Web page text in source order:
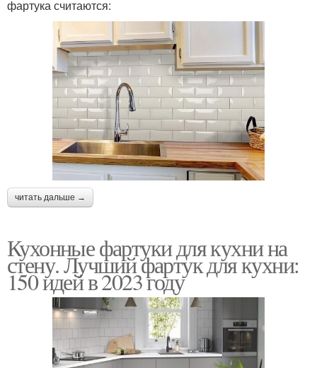
фартука считаются:
читать дальше →
Кухонные фартуки для кухни на
стену. Лучший фартук для кухни:
150 идей в 2023 году